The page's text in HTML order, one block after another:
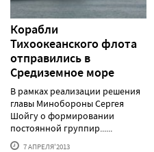
Корабли
Тихоокеанского флота
отправились в
Средиземное море
В рамках реализации решения
главы Минобороны Сергея
Шойгу о формировании
постоянной группир......
7 АПРЕЛЯ'2013